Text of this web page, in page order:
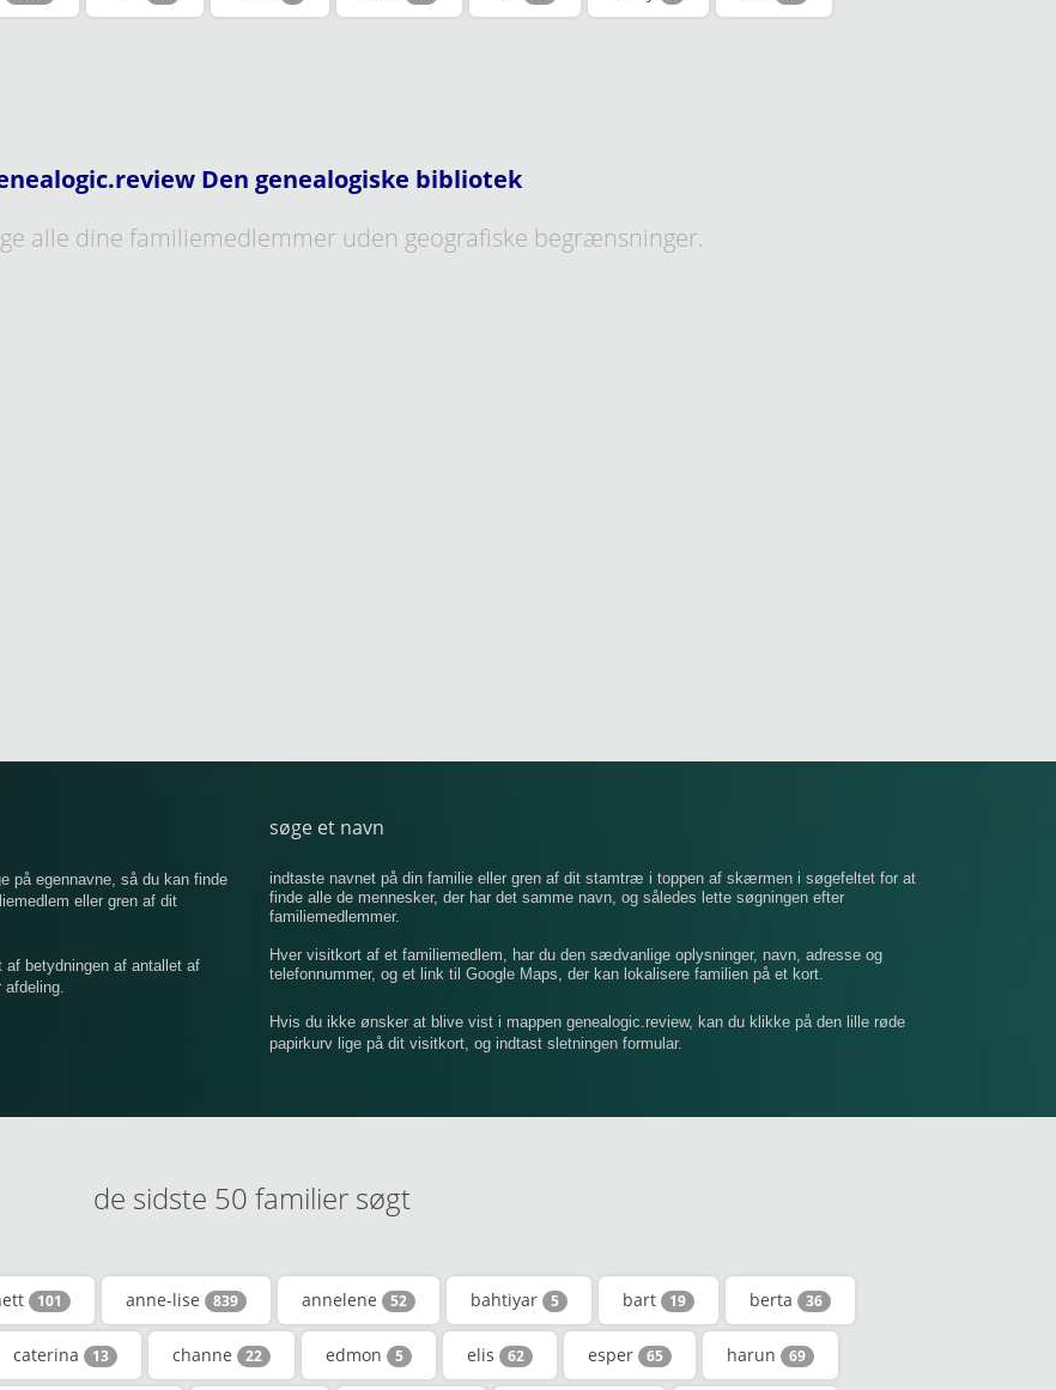
Den genealogiske bibliotek
alle dine familiemedlemmer uden geografiske begrænsninger.
på egennavne, så du kan finde
eller gren af ​​dit
betydningen af ​​antallet af
afdeling.
søge et navn
indtaste navnet på din familie eller gren af ​​dit stamtræ i toppen af ​​skærmen i søgefeltet for at
finde alle de mennesker, der har det samme navn, og således lette søgningen efter
familiemedlemmer.
Hver visitkort af et familiemedlem, har du den sædvanlige oplysninger, navn, adresse og
telefonnummer, og et link til Google Maps, der kan lokalisere familien på et kort.
Hvis du ikke ønsker at blive vist i mappen genealogic.review, kan du klikke på den lille røde
papirkurv lige på dit visitkort, og indtast sletningen formular.
de sidste 50 familier søgt
101 anne-lise 839 annelene 52 bahtiyar 5 bart 19 berta 36
caterina 13 channe 22 edmon 5 elis 62 esper 65 harun 69